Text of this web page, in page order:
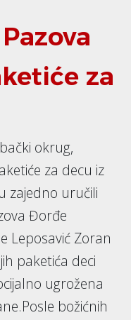
za
okrug,
za decu iz
zajedno uručili
Đorđe
Leposavić Zoran
paketića deci
ugrožena
božićnih